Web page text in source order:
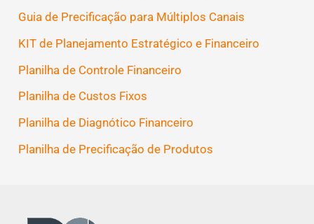
Guia de Precificação para Múltiplos Canais
KIT de Planejamento Estratégico e Financeiro
Planilha de Controle Financeiro
Planilha de Custos Fixos
Planilha de Diagnótico Financeiro
Planilha de Precificação de Produtos